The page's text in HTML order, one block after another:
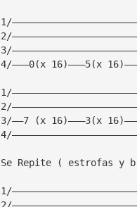
1/
2/
3/
4/———0(x 16)———5(x
1/
2/
3/——7 (x 16)———3(x
4/
Se Repite ( estrofas y
1/
2/